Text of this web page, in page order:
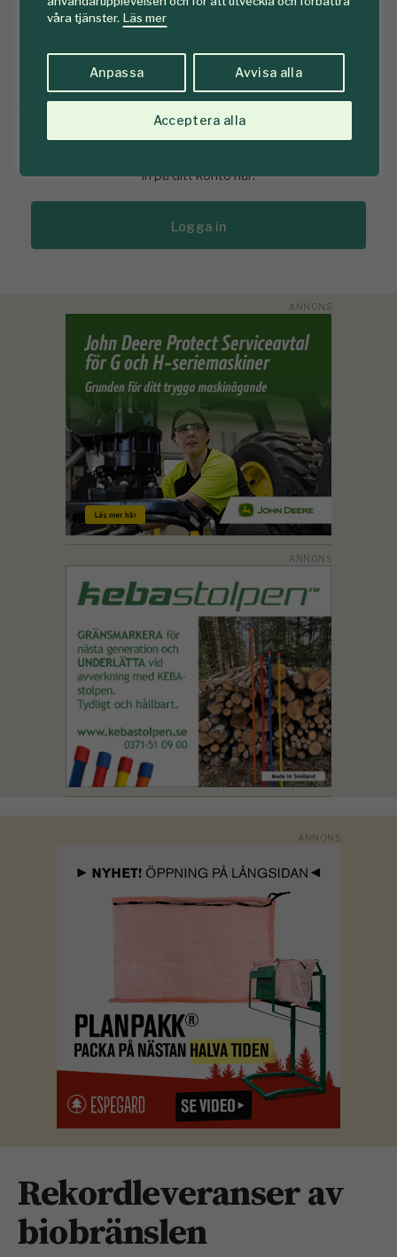
våra tjänster. Läs mer
Anpassa Avvisa alla
Acceptera alla
Köp prenumeration här
Redan prenumerant?
in på ditt konto här:
Logga in
Rekordleveranser av
biobränslen